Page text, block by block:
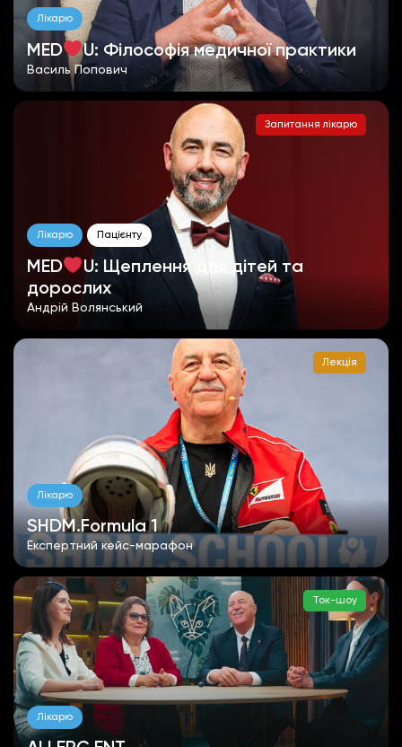
Лікарю
MED U: Філософія медичної практики
Василь Попович
Запитання лікарю
Лікарю Пацієнту
MED
U: Щеплення для дітей та
дорослих
Андрій Волянський
Лекція
Лікарю
SHDM.Formula 1
Експертний кейс-марафон
Ток-шоу
Лікарю